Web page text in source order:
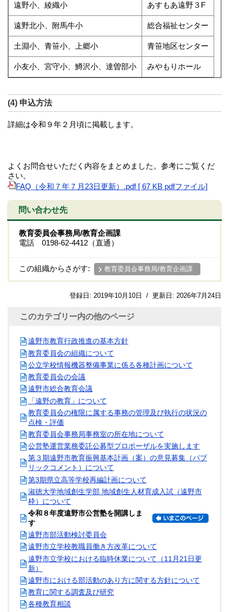
遠野小、綾織小 あすもあ遠野３F
遠野北小、附馬牛小 総合福祉センター
土淵小、青笹小、上郷小 青笹地区センター
小友小、宮守小、鱒沢小、達曽部小 みやもりホール
(4) 申込方法
詳細は令和９年２月頃に掲載します。
よくお問合せいただく内容をまとめました。参考にご覧くだ
さい。
FAQ（令和７年７月23日更新）.pdf [ 67 KB pdfファイル]
問い合わせ先
教育委員会事務局/教育企画課
電話 0198-62-4412（直通）
この組織からさがす: 教育委員会事務局/教育企画課
登録日: 2019年10月10日 / 更新日: 2026年7月24日
このカテゴリー内の他のページ
遠野市教育行政推進の基本方針
教育委員会の組織について
公立学校情報機器整備事業に係る各種計画について
教育委員会の会議
遠野市総合教育会議
「遠野の教育」について
教育委員会の権限に属する事務の管理及び執行の状況の
点検・評価
教育委員会事務局事務室の所在地について
公営塾運営業務委託公募型プロポーザルを実施します
第３期遠野市教育振興基本計画（案）の意見募集（パブ
リックコメント）について
第3期県立高等学校再編計画について
淑徳大学地域創生学部 地域創生人材育成入試（遠野市
枠）について
令和８年度遠野市公営塾を開講しま
す
遠野市部活動検討委員会
遠野市立学校教職員働き方改革について
遠野市立学校における臨時休業について（11月21日更
新）
遠野市における部活動のあり方に関する方針について
教育に関する調査及び研究
各種教育相談